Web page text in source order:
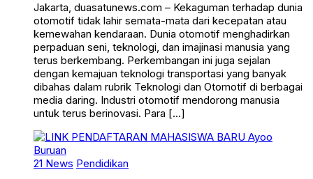
Jakarta, duasatunews.com – Kekaguman terhadap dunia
otomotif tidak lahir semata-mata dari kecepatan atau
kemewahan kendaraan. Dunia otomotif menghadirkan
perpaduan seni, teknologi, dan imajinasi manusia yang
terus berkembang. Perkembangan ini juga sejalan
dengan kemajuan teknologi transportasi yang banyak
dibahas dalam rubrik Teknologi dan Otomotif di berbagai
media daring. Industri otomotif mendorong manusia
untuk terus berinovasi. Para […]
21 News Pendidikan